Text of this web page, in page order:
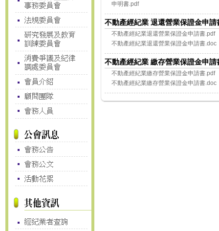
申明書.pdf
不動產經紀業 退還營業保證金申請
不動產經紀業退還營業保證金申請書.pdf
不動產經紀業退還營業保證金申請書.doc
不動產經紀業 繳存營業保證金申請
不動產經紀業繳存營業保證金申請書.pdf
不動產經紀業繳存營業保證金申請書.doc